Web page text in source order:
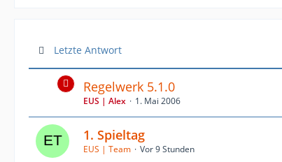
Letzte Antwort
Regelwerk 5.1.0
EUS | Alex 1. Mai 2006
1. Spieltag
EUS | Team Vor 9 Stunden